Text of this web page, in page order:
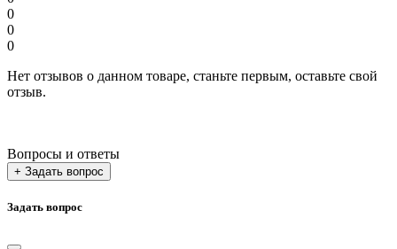
0
0
0
Нет отзывов о данном товаре, станьте первым, оставьте свой
отзыв.
Вопросы и ответы
+ Задать вопрос
Задать вопрос